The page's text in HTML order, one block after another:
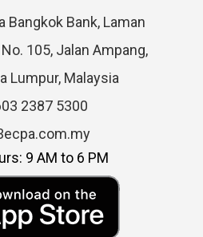
Bangkok Bank, Laman
105, Jalan Ampang,
Lumpur, Malaysia
2387 5300
9 AM to 6 PM